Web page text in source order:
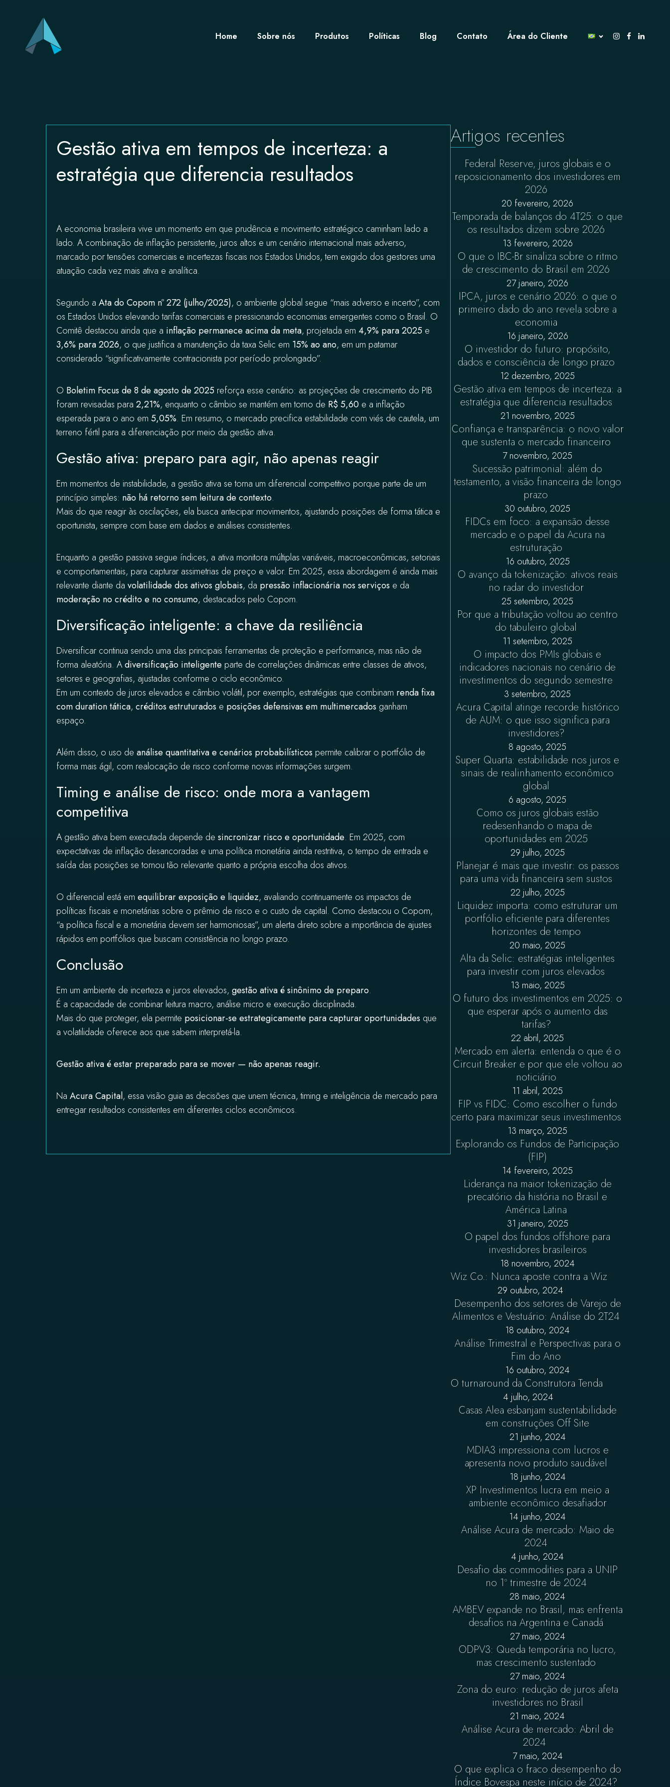
Home Sobre nós Produtos Políticas Blog Contato Área do Cliente
Gestão ativa em tempos de incerteza: a
estratégia que diferencia resultados
A economia brasileira vive um momento em que prudência e movimento estratégico caminham lado a
lado. A combinação de inflação persistente, juros altos e um cenário internacional mais adverso,
marcado por tensões comerciais e incertezas fiscais nos Estados Unidos, tem exigido dos gestores uma
atuação cada vez mais ativa e analítica.
Segundo a Ata do Copom nº 272 (julho/2025), o ambiente global segue “mais adverso e incerto”, com
os Estados Unidos elevando tarifas comerciais e pressionando economias emergentes como o Brasil. O
Comitê destacou ainda que a inflação permanece acima da meta, projetada em 4,9% para 2025 e
3,6% para 2026, o que justifica a manutenção da taxa Selic em 15% ao ano, em um patamar
considerado “significativamente contracionista por período prolongado”.
O Boletim Focus de 8 de agosto de 2025 reforça esse cenário: as projeções de crescimento do PIB
foram revisadas para 2,21%, enquanto o câmbio se mantém em torno de R$ 5,60 e a inflação
esperada para o ano em 5,05%. Em resumo, o mercado precifica estabilidade com viés de cautela, um
terreno fértil para a diferenciação por meio da gestão ativa.
Gestão ativa: preparo para agir, não apenas reagir
Em momentos de instabilidade, a gestão ativa se torna um diferencial competitivo porque parte de um
princípio simples: não há retorno sem leitura de contexto.
Mais do que reagir às oscilações, ela busca antecipar movimentos, ajustando posições de forma tática e
oportunista, sempre com base em dados e análises consistentes.
Enquanto a gestão passiva segue índices, a ativa monitora múltiplas variáveis, macroeconômicas, setoriais
e comportamentais, para capturar assimetrias de preço e valor. Em 2025, essa abordagem é ainda mais
relevante diante da volatilidade dos ativos globais, da pressão inflacionária nos serviços e da
moderação no crédito e no consumo, destacados pelo Copom.
Diversificação inteligente: a chave da resiliência
Diversificar continua sendo uma das principais ferramentas de proteção e performance, mas não de
forma aleatória. Adiversificação inteligente parte de correlações dinâmicas entre classes de ativos,
setores e geografias, ajustadas conforme o ciclo econômico.
Em um contexto de juros elevados e câmbio volátil, por exemplo, estratégias que combinam renda fixa
com duration tática, créditos estruturados e posições defensivas em multimercados ganham
espaço.
Além disso, o uso de análise quantitativa e cenários probabilísticos permite calibrar o portfólio de
forma mais ágil, com realocação de risco conforme novas informações surgem.
Timing e análise de risco: onde mora a vantagem
competitiva
A gestão ativa bem executada depende de sincronizar risco e oportunidade. Em 2025, com
expectativas de inflação desancoradas e uma política monetária ainda restritiva, o tempo de entrada e
saída das posições se tornou tão relevante quanto a própria escolha dos ativos.
O diferencial está em equilibrar exposição e liquidez, avaliando continuamente os impactos de
políticas fiscais e monetárias sobre o prêmio de risco e o custo de capital. Como destacou o Copom,
“a política fiscal e a monetária devem ser harmoniosas”, um alerta direto sobre a importância de ajustes
rápidos em portfólios que buscam consistência no longo prazo.
Conclusão
Em um ambiente de incerteza e juros elevados, gestão ativa é sinônimo de preparo.
É a capacidade de combinar leitura macro, análise micro e execução disciplinada.
Mais do que proteger, ela permite posicionar-se estrategicamente para capturar oportunidades que
a volatilidade oferece aos que sabem interpretá-la.
Gestão ativa é estar preparado para se mover — não apenas reagir.
Na Acura Capital, essa visão guia as decisões que unem técnica, timing e inteligência de mercado para
entregar resultados consistentes em diferentes ciclos econômicos.
Artigos recentes
Federal Reserve, juros globais e o
reposicionamento dos investidores em
2026
20 fevereiro, 2026
Temporada de balanços do 4T25: o que
os resultados dizem sobre 2026
13 fevereiro, 2026
O que o IBC-Br sinaliza sobre o ritmo
de crescimento do Brasil em 2026
27 janeiro, 2026
IPCA, juros e cenário 2026: o que o
primeiro dado do ano revela sobre a
economia
16 janeiro, 2026
O investidor do futuro: propósito,
dados e consciência de longo prazo
12 dezembro, 2025
Gestão ativa em tempos de incerteza: a
estratégia que diferencia resultados
21 novembro, 2025
Confiança e transparência: o novo valor
que sustenta o mercado financeiro
7 novembro, 2025
Sucessão patrimonial: além do
testamento, a visão financeira de longo
prazo
30 outubro, 2025
FIDCs em foco: a expansão desse
mercado e o papel da Acura na
estruturação
16 outubro, 2025
O avanço da tokenização: ativos reais
no radar do investidor
25 setembro, 2025
Por que a tributação voltou ao centro
do tabuleiro global
11 setembro, 2025
O impacto dos PMIs globais e
indicadores nacionais no cenário de
investimentos do segundo semestre
3 setembro, 2025
Acura Capital atinge recorde histórico
de AUM: o que isso significa para
investidores?
8 agosto, 2025
Super Quarta: estabilidade nos juros e
sinais de realinhamento econômico
global
6 agosto, 2025
Como os juros globais estão
redesenhando o mapa de
oportunidades em 2025
29 julho, 2025
Planejar é mais que investir: os passos
para uma vida financeira sem sustos
22 julho, 2025
Liquidez importa: como estruturar um
portfólio eficiente para diferentes
horizontes de tempo
20 maio, 2025
Alta da Selic: estratégias inteligentes
para investir com juros elevados
13 maio, 2025
O futuro dos investimentos em 2025: o
que esperar após o aumento das
tarifas?
22 abril, 2025
Mercado em alerta: entenda o que é o
Circuit Breaker e por que ele voltou ao
noticiário
11 abril, 2025
FIP vs FIDC: Como escolher o fundo
certo para maximizar seus investimentos
13 março, 2025
Explorando os Fundos de Participação
(FIP)
14 fevereiro, 2025
Liderança na maior tokenização de
precatório da história no Brasil e
América Latina
31 janeiro, 2025
O papel dos fundos offshore para
investidores brasileiros
18 novembro, 2024
Wiz Co.: Nunca aposte contra a Wiz
29 outubro, 2024
Desempenho dos setores de Varejo de
Alimentos e Vestuário: Análise do 2T24
18 outubro, 2024
Análise Trimestral e Perspectivas para o
Fim do Ano
16 outubro, 2024
O turnaround da Construtora Tenda
4 julho, 2024
Casas Alea esbanjam sustentabilidade
em construções Off Site
21 junho, 2024
MDIA3 impressiona com lucros e
apresenta novo produto saudável
18 junho, 2024
XP Investimentos lucra em meio a
ambiente econômico desafiador
14 junho, 2024
Análise Acura de mercado: Maio de
2024
4 junho, 2024
Desafio das commodities para a UNIP
no 1º trimestre de 2024
28 maio, 2024
AMBEV expande no Brasil, mas enfrenta
desafios na Argentina e Canadá
27 maio, 2024
ODPV3: Queda temporária no lucro,
mas crescimento sustentado
27 maio, 2024
Zona do euro: redução de juros afeta
investidores no Brasil
21 maio, 2024
Análise Acura de mercado: Abril de
2024
7 maio, 2024
O que explica o fraco desempenho do
Índice Bovespa neste início de 2024?